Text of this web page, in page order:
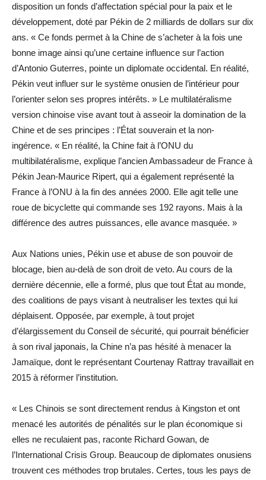
disposition un fonds d’affectation spécial pour la paix et le
développement, doté par Pékin de 2 milliards de dollars sur dix
ans. « Ce fonds permet à la Chine de s’acheter à la fois une
bonne image ainsi qu’une certaine influence sur l’action
d’Antonio Guterres, pointe un diplomate occidental. En réalité,
Pékin veut influer sur le système onusien de l’intérieur pour
l’orienter selon ses propres intérêts. » Le multilatéralisme
version chinoise vise avant tout à asseoir la domination de la
Chine et de ses principes : l’État souverain et la non-
ingérence. « En réalité, la Chine fait à l’ONU du
multibilatéralisme, explique l’ancien Ambassadeur de France à
Pékin Jean-Maurice Ripert, qui a également représenté la
France à l’ONU à la fin des années 2000. Elle agit telle une
roue de bicyclette qui commande ses 192 rayons. Mais à la
différence des autres puissances, elle avance masquée. »
Aux Nations unies, Pékin use et abuse de son pouvoir de
blocage, bien au-delà de son droit de veto. Au cours de la
dernière décennie, elle a formé, plus que tout État au monde,
des coalitions de pays visant à neutraliser les textes qui lui
déplaisent. Opposée, par exemple, à tout projet
d’élargissement du Conseil de sécurité, qui pourrait bénéficier
à son rival japonais, la Chine n’a pas hésité à menacer la
Jamaïque, dont le représentant Courtenay Rattray travaillait en
2015 à réformer l’institution.
« Les Chinois se sont directement rendus à Kingston et ont
menacé les autorités de pénalités sur le plan économique si
elles ne reculaient pas, raconte Richard Gowan, de
l’International Crisis Group. Beaucoup de diplomates onusiens
trouvent ces méthodes trop brutales. Certes, tous les pays de